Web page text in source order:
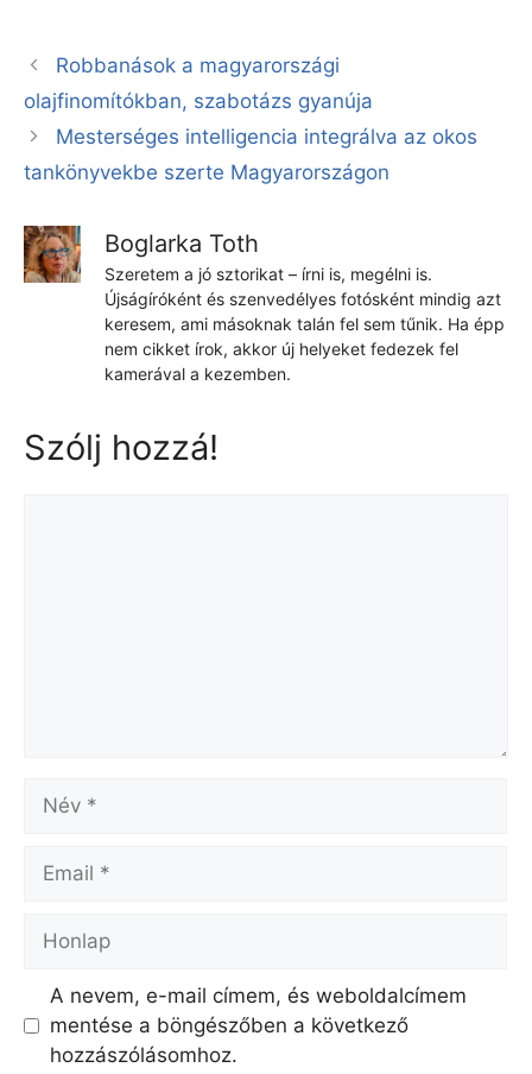
Robbanások a magyarországi
olajfinomítókban, szabotázs gyanúja
Mesterséges intelligencia integrálva az okos
tankönyvekbe szerte Magyarországon
Boglarka Toth
Szeretem a jó sztorikat – írni is, megélni is.
Újságíróként és szenvedélyes fotósként mindig azt
keresem, ami másoknak talán fel sem tűnik. Ha épp
nem cikket írok, akkor új helyeket fedezek fel
kamerával a kezemben.
Szólj hozzá!
Név
Email
Honlap
A nevem, e-mail címem, és weboldalcímem
mentése a böngészőben a következő
hozzászólásomhoz.